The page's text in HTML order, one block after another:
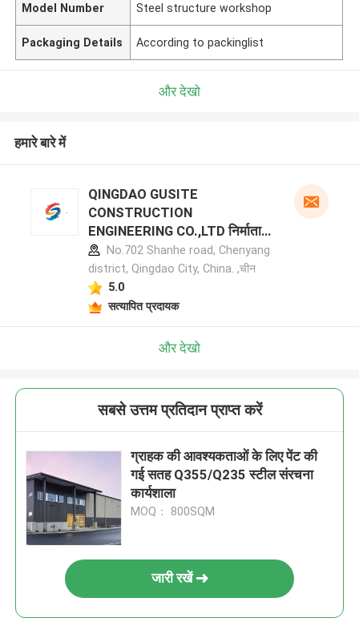
Model Number Steel structure workshop
Packaging Details According to packinglist
और देखो
हमारे बारे में
QINGDAO GUSITE
CONSTRUCTION
ENGINEERING CO.,LTD निर्माता
प्रोफ़ाइलNo.702 Shanhe road, Chenyang
district, Qingdao City, China. ,चीन
5.0
सत्यापित प्रदायक
और देखो
सबसे उत्तम प्रतिदान प्राप्त करें
ग्राहक की आवश्यकताओं के लिए पेंट की
गई सतह Q355/Q235 स्टील संरचना
कार्यशाला
MOQ： 800SQM
जारी रखें